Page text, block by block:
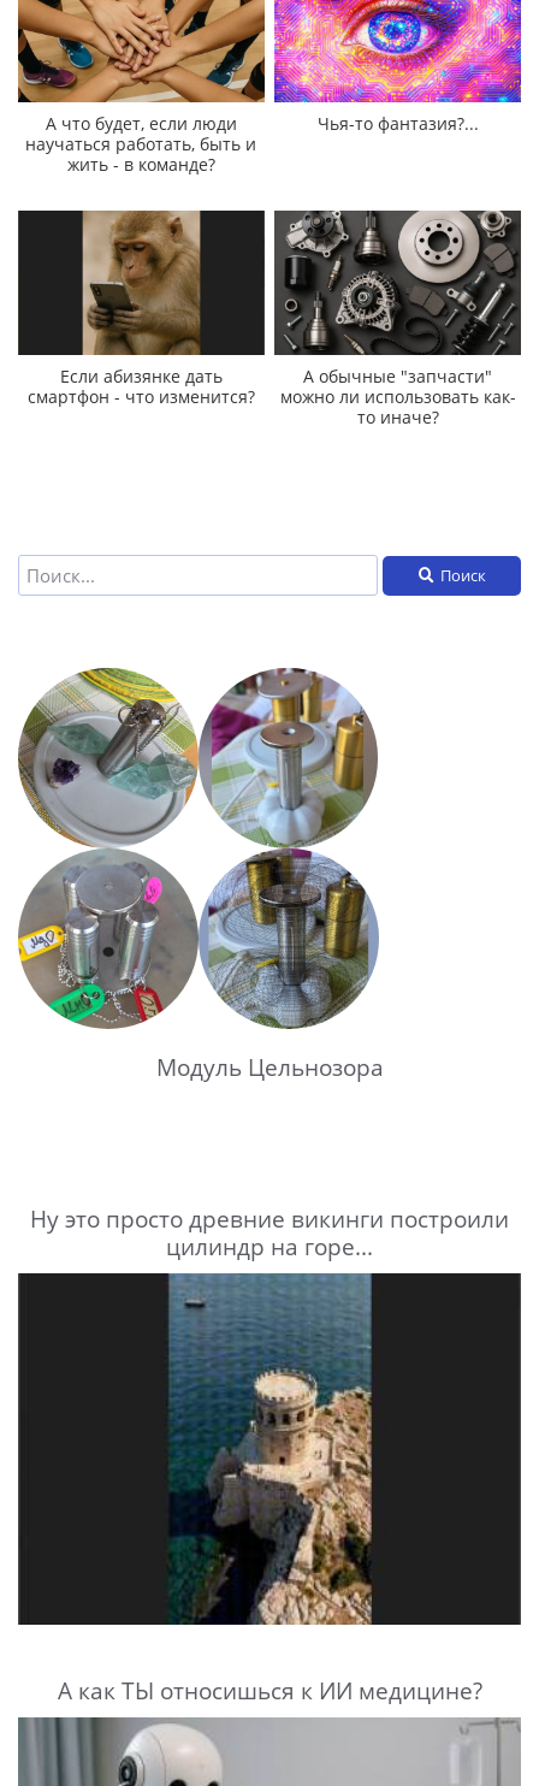
А что будет, если люди
научаться работать, быть и
жить - в команде?
Чья-то фантазия?...
Если абизянке дать
смартфон - что изменится?
А обычные "запчасти"
можно ли использовать как-
то иначе?
Поиск
Модуль Цельнозора
Ну это просто древние викинги построили
цилиндр на горе...
А как ТЫ относишься к ИИ медицине?